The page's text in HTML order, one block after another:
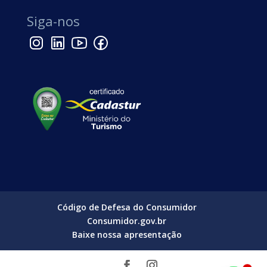
Siga-nos
Código de Defesa do Consumidor
Consumidor.gov.br
Baixe nossa apresentação